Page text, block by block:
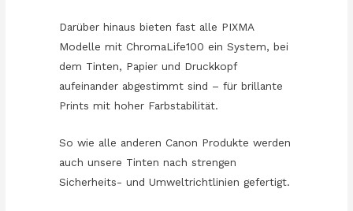
Darüber hinaus bieten fast alle PIXMA
Modelle mit ChromaLife100 ein System, bei
dem Tinten, Papier und Druckkopf
aufeinander abgestimmt sind – für brillante
Prints mit hoher Farbstabilität.
So wie alle anderen Canon Produkte werden
auch unsere Tinten nach strengen
Sicherheits- und Umweltrichtlinien gefertigt.